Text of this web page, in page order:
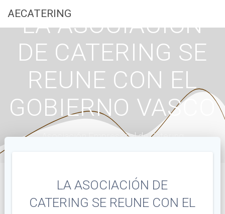
AECATERING
LA ASOCIACIÓN
DE CATERING SE
REUNE CON EL
GOBIERNO VASCO
Asociación Empresarial de Catering
LA ASOCIACIÓN DE
CATERING SE REUNE CON EL